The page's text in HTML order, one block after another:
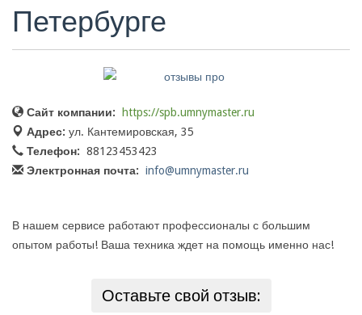
Петербурге
Сайт компании:
https://spb.umnymaster.ru
Адрес: ул. Кантемировская, 35
Телефон: 88123453423
Электронная почта: info@umnymaster.ru
В нашем сервисе работают профессионалы с большим
опытом работы! Ваша техника ждет на помощь именно нас!
Оставьте свой отзыв: